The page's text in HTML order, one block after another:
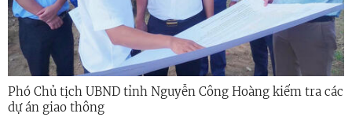
Phó Chủ tịch UBND tỉnh Nguyễn Công Hoàng kiểm tra các
dự án giao thông